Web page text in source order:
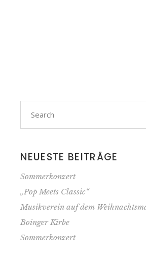
Search
for:
NEUESTE BEITRÄGE
Sommerkonzert
„Pop Meets Classic“
Musik­verein auf dem
Boinger Kirbe
Sommerkonzert